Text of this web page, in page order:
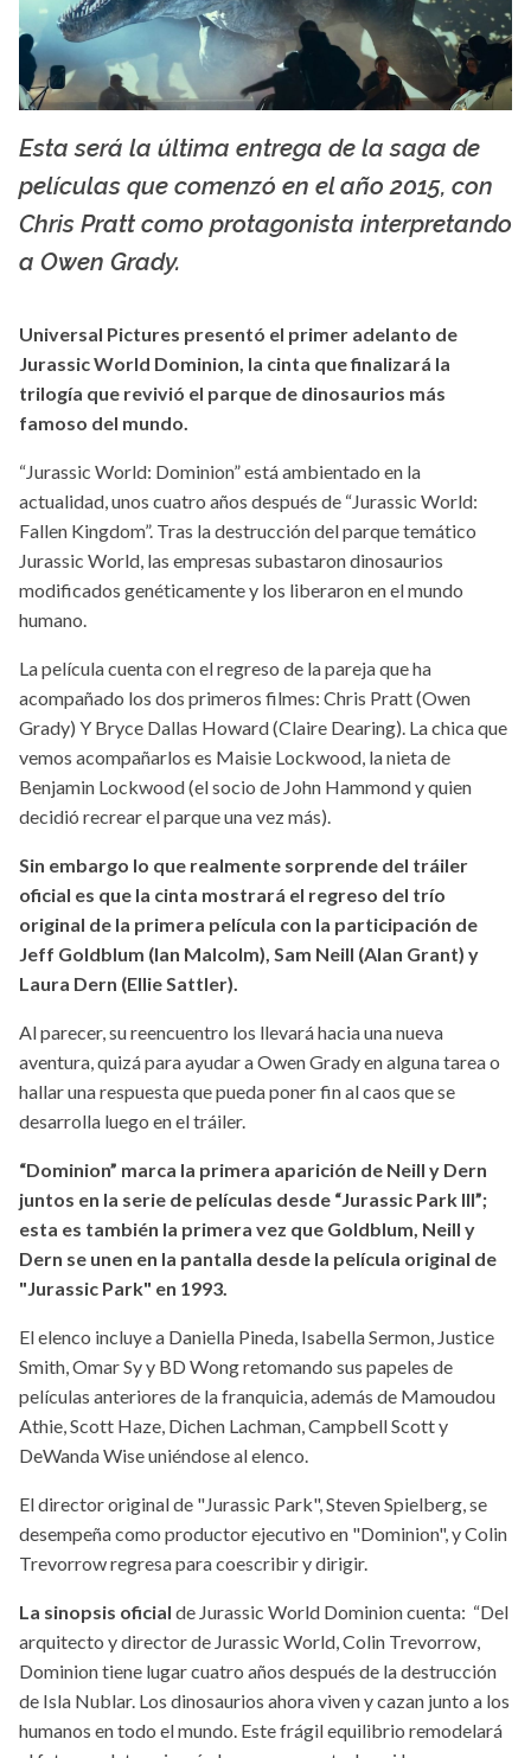
Esta será la última entrega de la saga de
películas que comenzó en el año 2015, con
Chris Pratt como protagonista interpretando
a Owen Grady.
Universal Pictures presentó el primer adelanto de
Jurassic World Dominion, la cinta que finalizará la
trilogía que revivió el parque de dinosaurios más
famoso del mundo.
“Jurassic World: Dominion” está ambientado en la
actualidad, unos cuatro años después de “Jurassic World:
Fallen Kingdom”. Tras la destrucción del parque temático
Jurassic World, las empresas subastaron dinosaurios
modificados genéticamente y los liberaron en el mundo
humano.
La película cuenta con el regreso de la pareja que ha
acompañado los dos primeros filmes: Chris Pratt (Owen
Grady) Y Bryce Dallas Howard (Claire Dearing). La chica que
vemos acompañarlos es Maisie Lockwood, la nieta de
Benjamin Lockwood (el socio de John Hammond y quien
decidió recrear el parque una vez más).
Sin embargo lo que realmente sorprende del tráiler
oficial es que la cinta mostrará el regreso del trío
original de la primera película con la participación de
Jeff Goldblum (Ian Malcolm), Sam Neill (Alan Grant) y
Laura Dern (Ellie Sattler).
Al parecer, su reencuentro los llevará hacia una nueva
aventura, quizá para ayudar a Owen Grady en alguna tarea o
hallar una respuesta que pueda poner fin al caos que se
desarrolla luego en el tráiler.
“Dominion” marca la primera aparición de Neill y Dern
juntos en la serie de películas desde “Jurassic Park III”;
esta es también la primera vez que Goldblum, Neill y
Dern se unen en la pantalla desde la película original de
"Jurassic Park" en 1993.
El elenco incluye a Daniella Pineda, Isabella Sermon, Justice
Smith, Omar Sy y BD Wong retomando sus papeles de
películas anteriores de la franquicia, además de Mamoudou
Athie, Scott Haze, Dichen Lachman, Campbell Scott y
DeWanda Wise uniéndose al elenco.
El director original de "Jurassic Park", Steven Spielberg, se
desempeña como productor ejecutivo en "Dominion", y Colin
Trevorrow regresa para coescribir y dirigir.
La sinopsis oficial de Jurassic World Dominion cuenta: “Del
arquitecto y director de Jurassic World, Colin Trevorrow,
Dominion tiene lugar cuatro años después de la destrucción
de Isla Nublar. Los dinosaurios ahora viven y cazan junto a los
humanos en todo el mundo. Este frágil equilibrio remodelará